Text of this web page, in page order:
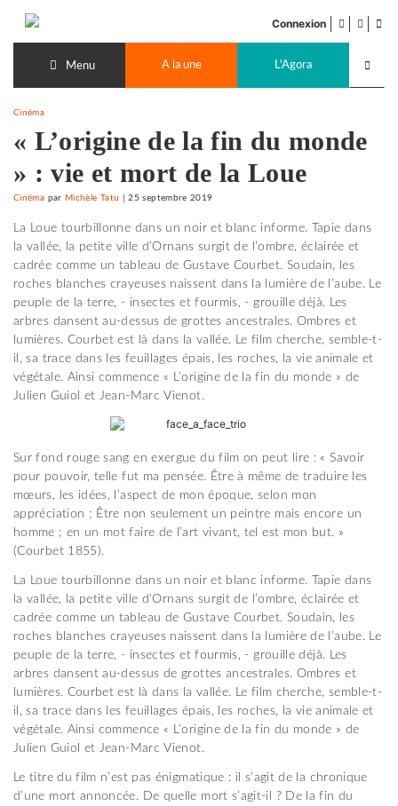
contenu
Connexion facebook
twitter
Menu A la une L'Agora
Cinéma
« L’origine de la fin du monde
» : vie et mort de la Loue
Cinéma par Michèle Tatu |25 septembre 2019
La Loue tourbillonne dans un noir et blanc informe. Tapie dans
la vallée, la petite ville d’Ornans surgit de l’ombre, éclairée et
cadrée comme un tableau de Gustave Courbet. Soudain, les
roches blanches crayeuses naissent dans la lumière de l’aube. Le
peuple de la terre, - insectes et fourmis, - grouille déjà. Les
arbres dansent au-dessus de grottes ancestrales. Ombres et
lumières. Courbet est là dans la vallée. Le film cherche, semble-t-
il, sa trace dans les feuillages épais, les roches, la vie animale et
végétale. Ainsi commence « L’origine de la fin du monde » de
Julien Guiol et Jean-Marc Vienot.
Sur fond rouge sang en exergue du film on peut lire : « Savoir
pour pouvoir, telle fut ma pensée. Être à même de traduire les
mœurs, les idées, l’aspect de mon époque, selon mon
appréciation ; Être non seulement un peintre mais encore un
homme ; en un mot faire de l’art vivant, tel est mon but. »
(Courbet 1855).
La Loue tourbillonne dans un noir et blanc informe. Tapie dans
la vallée, la petite ville d’Ornans surgit de l’ombre, éclairée et
cadrée comme un tableau de Gustave Courbet. Soudain, les
roches blanches crayeuses naissent dans la lumière de l’aube. Le
peuple de la terre, - insectes et fourmis, - grouille déjà. Les
arbres dansent au-dessus de grottes ancestrales. Ombres et
lumières. Courbet est là dans la vallée. Le film cherche, semble-t-
il, sa trace dans les feuillages épais, les roches, la vie animale et
végétale. Ainsi commence « L’origine de la fin du monde » de
Julien Guiol et Jean-Marc Vienot.
Le titre du film n’est pas énigmatique : il s’agit de la chronique
d’une mort annoncée. De quelle mort s’agit-il ? De la fin du